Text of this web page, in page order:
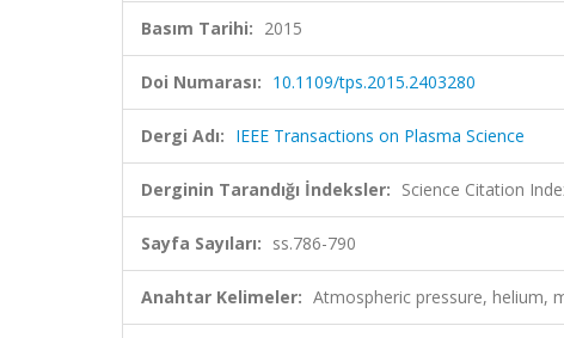
Basım Tarihi: 2015
Doi Numarası: 10.1109/tps.2015.2403280
Dergi Adı: IEEE Transactions on Plasma Science
Derginin Tarandığı İndeksler: Science Citation
Sayfa Sayıları: ss.786-790
Anahtar Kelimeler: Atmospheric pressure, helium,